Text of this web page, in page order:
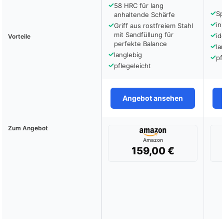
Vorteile
✓58 HRC für lang
anhaltende Schärfe
✓Griff aus rostfreiem Stahl
mit Sandfüllung für
perfekte Balance
✓langlebig
✓pflegeleicht
✓
✓
✓
✓
✓
Angebot ansehen
Zum Angebot
Amazon
159,00 €